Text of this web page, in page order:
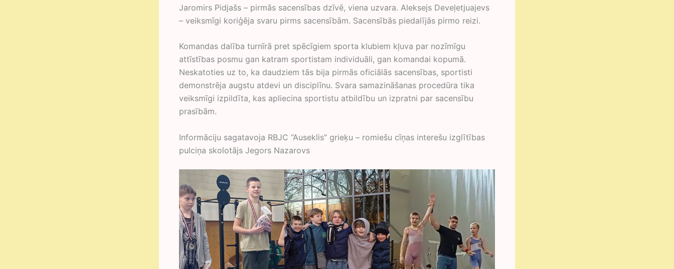
Jaromirs Pidjašs – pirmās sacensības dzīvē, viena uzvara. Aleksejs Deveļetjuajevs
– veiksmīgi koriģēja svaru pirms sacensībām. Sacensībās piedalījās pirmo reizi.
Komandas dalība turnīrā pret spēcīgiem sporta klubiem kļuva par nozīmīgu
attīstības posmu gan katram sportistam individuāli, gan komandai kopumā.
Neskatoties uz to, ka daudziem tās bija pirmās oficiālās sacensības, sportisti
demonstrēja augstu atdevi un disciplīnu. Svara samazināšanas procedūra tika
veiksmīgi izpildīta, kas apliecina sportistu atbildību un izpratni par sacensību
prasībām.
Informāciju sagatavoja RBJC “Auseklis” grieķu – romiešu cīņas interešu izglītības
pulciņa skolotājs Jegors Nazarovs